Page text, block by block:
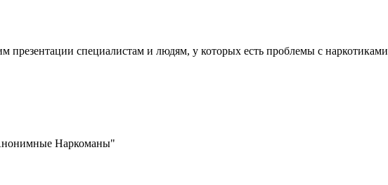
специалистам и людям, у которых есть проблемы с наркотиками
Наркоманы"